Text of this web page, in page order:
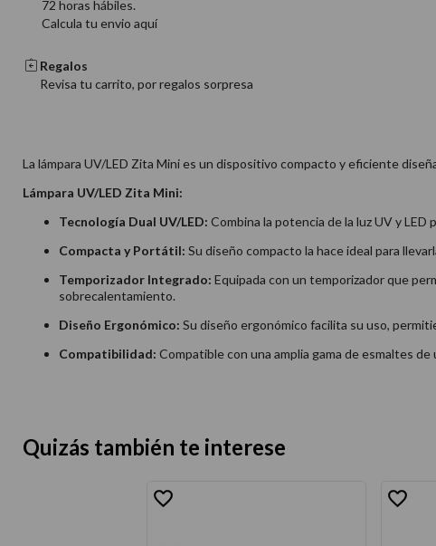
72 horas hábiles.
Calcula tu envio aquí
Regalos
Revisa tu carrito, por regalos sorpresa
La lámpara UV/LED Zita Mini es un dispositivo compacto y eficiente
Lámpara UV/LED Zita Mini:
Tecnología Dual UV/LED: Combina la potencia de la luz UV y
Compacta y Portátil: Su diseño compacto la hace ideal para
Temporizador Integrado: Equipada con un temporizador que
sobrecalentamiento.
Diseño Ergonómico: Su diseño ergonómico facilita su uso,
Compatibilidad: Compatible con una amplia gama de esmaltes
Quizás también te interese